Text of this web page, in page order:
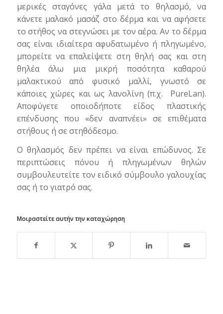
μερικές σταγόνες γάλα μετά το θηλασμό, να
κάνετε μαλακό μασάζ στο δέρμα και να αφήσετε
το στήθος να στεγνώσει με τον αέρα. Αν το δέρμα
σας είναι ιδιαίτερα αφυδατωμένο ή πληγωμένο,
μπορείτε να επαλείψετε στη θηλή σας και στη
θηλέα άλω μια μικρή ποσότητα καθαρού
μαλακτικού από φυσικό μαλλί, γνωστό σε
κάποιες χώρες και ως λανολίνη (π.χ. PureLan).
Αποφύγετε οποιοδήποτε είδος πλαστικής
επένδυσης που «δεν αναπνέει» σε επιθέματα
στήθους ή σε στηθόδεσμο.
Ο θηλασμός δεν πρέπει να είναι επώδυνος. Σε
περιπτώσεις πόνου ή πληγωμένων θηλών
συμβουλευτείτε τον ειδικό σύμβουλο γαλουχίας
σας ή το γιατρό σας.
Μοιραστείτε αυτήν την καταχώρηση